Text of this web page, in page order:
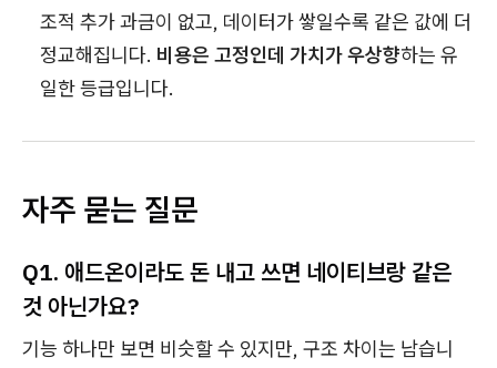
조적 추가 과금이 없고, 데이터가 쌓일수록 같은 값에 더
정교해집니다. 비용은 고정인데 가치가 우상향하는 유
일한 등급입니다.
자주 묻는 질문
Q1. 애드온이라도 돈 내고 쓰면 네이티브랑 같은
것 아닌가요?
기능 하나만 보면 비슷할 수 있지만, 구조 차이는 남습니